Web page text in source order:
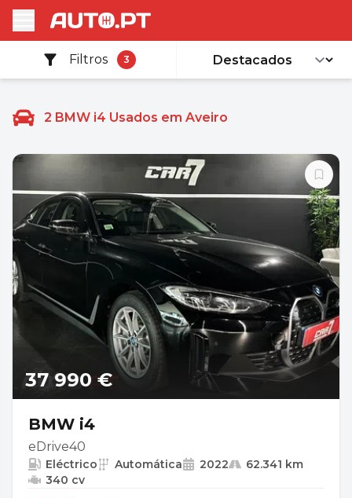
Filtros 3
2 BMW i4 Usados em Aveiro
37 990 €
BMW i4
eDrive40
Eléctrico Automática 2022
62.341 km
340 cv